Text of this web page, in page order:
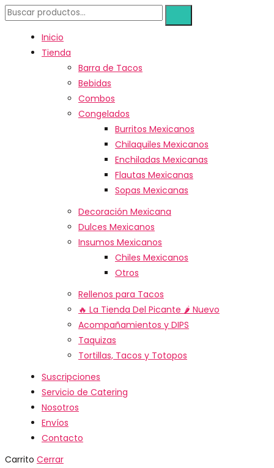
Inicio
Tienda
Barra de Tacos
Bebidas
Combos
Congelados
Burritos Mexicanos
Chilaquiles Mexicanos
Enchiladas Mexicanas
Flautas Mexicanas
Sopas Mexicanas
Decoración Mexicana
Dulces Mexicanos
Insumos Mexicanos
Chiles Mexicanos
Otros
Rellenos para Tacos
🔥 La Tienda Del Picante 🌶️ Nuevo
Acompañamientos y DIPS
Taquizas
Tortillas, Tacos y Totopos
Suscripciones
Servicio de Catering
Nosotros
Envíos
Contacto
Carrito Cerrar